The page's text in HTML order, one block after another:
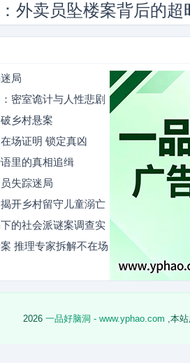
：外卖员坠楼案背后的
局
密室诡计与人性悲剧
乡村悬案
场证明 锁定真凶
里的真相追缉
失踪迷局
开乡村留守儿童溺亡
的社会派谜案调查实
推理专家拆解不在场
2026 一品好脑洞 - www.yphao.com ,本